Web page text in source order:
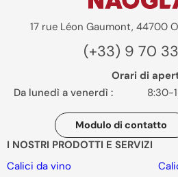
17 rue Léon Gaumont, 44700
(+33) 9 70
Orari di
Da lunedì a venerdì :
8:30-
Modulo di contatto
I NOSTRI PRODOTTI E SERVIZI
Calici da vino